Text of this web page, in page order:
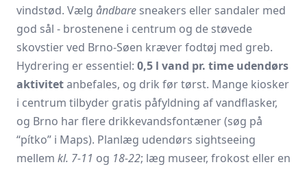
vindstød. Vælg åndbare sneakers eller sandaler med
god sål - brostenene i centrum og de støvede
skovstier ved Brno-Søen kræver fodtøj med greb.
Hydrering er essentiel: 0,5 l vand pr. time udendørs
aktivitetanbefales, og drik før tørst. Mange kiosker
i centrum tilbyder gratis påfyldning af vandflasker,
og Brno har flere drikkevandsfontæner (søg på
“pítko” i Maps). Planlæg udendørs sightseeing
mellem kl. 7-11 og 18-22; læg museer, frokost eller en